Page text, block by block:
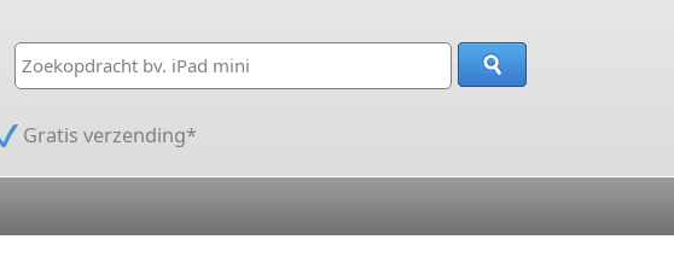
Gratis verzending*